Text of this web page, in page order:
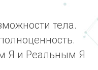
тела.
Я и Реальным Я